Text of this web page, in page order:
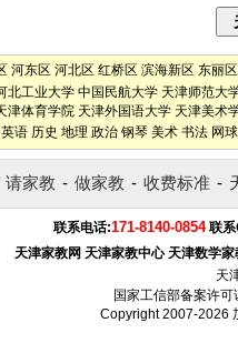
河东区 河北区 红桥区 滨海新区 东丽区
北工业大学 中国民航大学 天津师范大
津体育学院 天津外国语大学 天津美术
英语 历史 地理 政治 钢琴 美术 书法 网球
请家教 - 做家教 - 收费标准 -
联系电话:171-8140-0854 联
天津家教网 天津家教中心 天津数学家
天
国家工信部备案许可
Copyright 2007-2026